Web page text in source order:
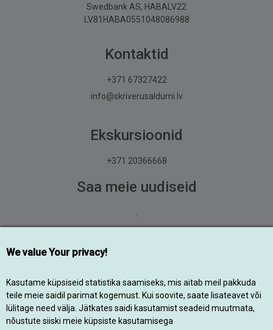
We value Your privacy!
Kasutame küpsiseid statistika saamiseks, mis aitab meil pakkuda
teile meie saidil parimat kogemust. Kui soovite, saate lisateavet või
lülitage need välja. Jätkates saidi kasutamist seadeid muutmata,
nõustute siiski meie küpsiste kasutamisega
Swedbank AS, HABALV22
LV81HABA0551048086988
Kontaktid
+371 67327422
info@skriverusaldumi.lv
Ekskursioonid
+371 20366668
Saa meie uudiseid
© 2014-2026 Kõik õigused kaitstud
Designed by